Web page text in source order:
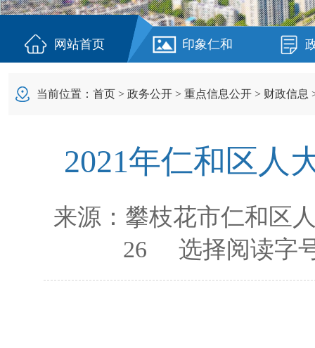
网站首页 印象仁和
当前位置： 首页 > 政务公开 > 重点信息公开 > 财政信息
2021年仁和区人
来源： 攀枝花市仁和区
26 选择阅读字